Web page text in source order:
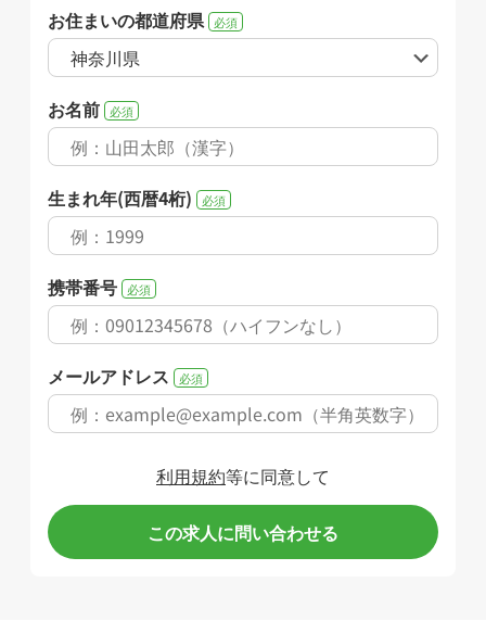
お住まいの都道府県 必須
お名前 必須
生まれ年(西暦4桁) 必須
携帯番号 必須
メールアドレス 必須
利用規約等に同意して
この求人に問い合わせる